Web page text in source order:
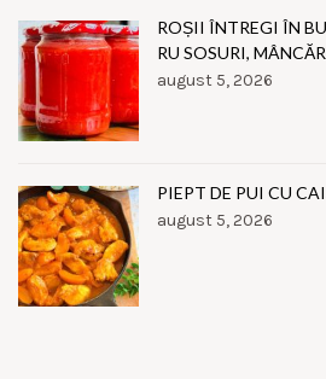
ROȘII ÎNTREGI ÎN
RU SOSURI,
august 5, 2026
PIEPT DE PUI CU
august 5, 2026